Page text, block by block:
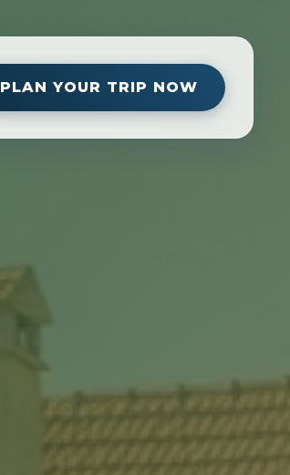
PLAN YOUR TRIP NOW